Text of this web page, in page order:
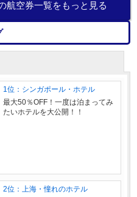
航空券一覧をもっと見る
1位：シンガポール・ホテル
最大50％OFF！一度は泊まってみ
たいホテルを大公開！！
2位：上海・憧れのホテル